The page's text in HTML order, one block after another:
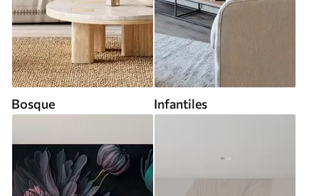
Bosque Infantiles